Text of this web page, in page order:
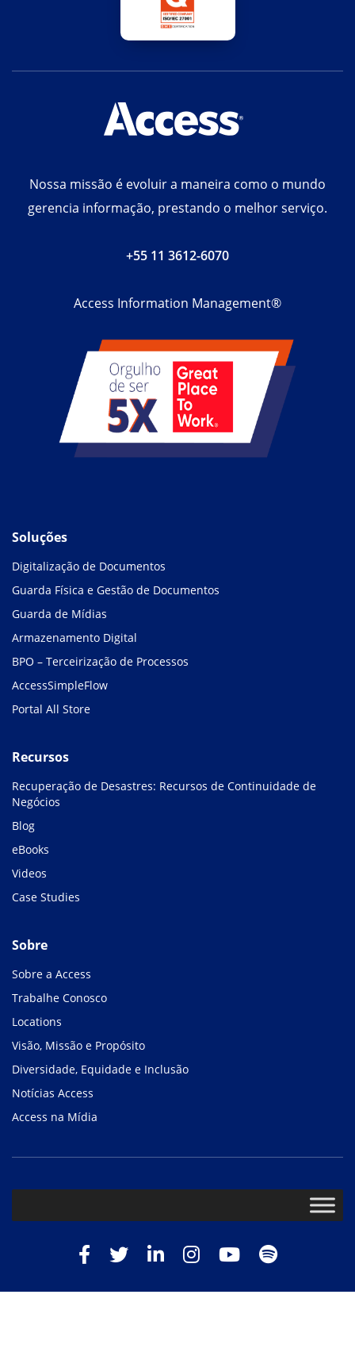
Nossa missão é evoluir a maneira como o mundo
gerencia informação, prestando o melhor serviço.
+55 11 3612-6070
Access Information Management®
Soluções
Digitalização de Documentos
Guarda Física e Gestão de Documentos
Guarda de Mídias
Armazenamento Digital
BPO – Terceirização de Processos
AccessSimpleFlow
Portal All Store
Recursos
Recuperação de Desastres: Recursos de Continuidade de
Negócios
Blog
eBooks
Videos
Case Studies
Sobre
Sobre a Access
Trabalhe Conosco
Locations
Visão, Missão e Propósito
Diversidade, Equidade e Inclusão
Notícias Access
Access na Mídia
Facebook
TwitterLinkedIn
Instagram
YoutubeSpotify